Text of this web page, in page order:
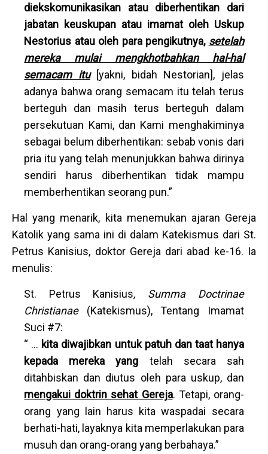
diekskomunikasikan atau diberhentikan dari
jabatan keuskupan atau imamat oleh Uskup
Nestorius atau oleh para pengikutnya, setelah
mereka mulai mengkhotbahkan hal-hal
semacam itu[yakni, bidah Nestorian], jelas
adanya bahwa orang semacam itu telah terus
berteguh dan masih terus berteguh dalam
persekutuan Kami, dan Kami menghakiminya
sebagai belum diberhentikan: sebab vonis dari
pria itu yang telah menunjukkan bahwa dirinya
sendiri harus diberhentikan tidak mampu
memberhentikan seorang pun.”
Hal yang menarik, kita menemukan ajaran Gereja
Katolik yang sama ini di dalam Katekismus dari St.
Petrus Kanisius, doktor Gereja dari abad ke-16. Ia
menulis:
St. Petrus Kanisius, Summa Doctrinae
Christianae(Katekismus), Tentang Imamat
Suci #7:
“ … kita diwajibkan untuk patuh dan taat hanya
kepada mereka yang telah secara sah
ditahbiskan dan diutus oleh para uskup, dan
mengakui doktrin sehat Gereja. Tetapi, orang-
orang yang lain harus kita waspadai secara
berhati-hati, layaknya kita memperlakukan para
musuh dan orang-orang yang berbahaya.”